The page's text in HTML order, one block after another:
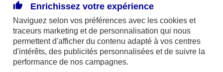
246 et n°13 005 764 (consultable
surwww.orias.fr)
AXA Assistance France Assurances,
S.A au capital de 51 429 430,40 €,
Enrichissez votre expérience
Naviguez selon vos préférences avec les cookies et
traceurs marketing et de personnalisation qui nous
permettent d'afficher du contenu adapté à vos centres
d'intérêts, des publicités personnalisées et de suivre la
performance de nos campagnes.